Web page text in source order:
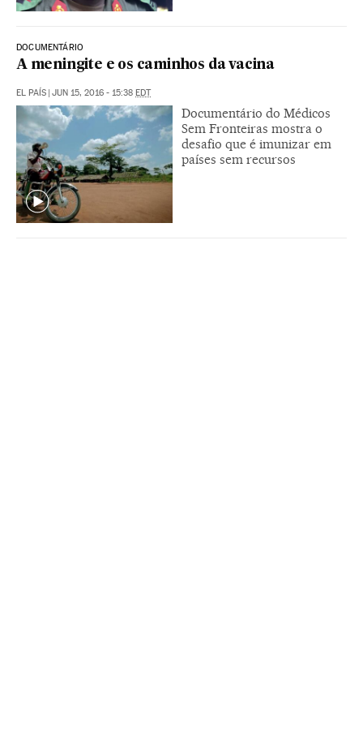
DOCUMENTÁRIO
A meningite e os caminhos da vacina
EL PAÍS | JUN 15, 2016 - 15:38 EDT
Documentário do Médicos
Sem Fronteiras mostra o
desafio que é imunizar em
países sem recursos